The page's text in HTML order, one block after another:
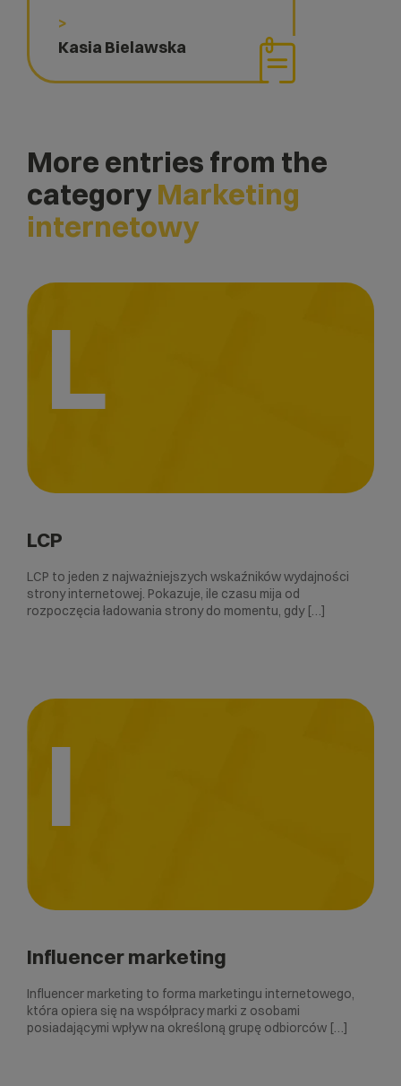
>
Kasia Bielawska
More entries from the
categoryMarketing
internetowy
L
LCP
LCP to jeden z najważniejszych wskaźników wydajności
strony internetowej. Pokazuje, ile czasu mija od
rozpoczęcia ładowania strony do momentu, gdy […]
I
Influencer marketing
Influencer marketing to forma marketingu internetowego,
która opiera się na współpracy marki z osobami
posiadającymi wpływ na określoną grupę odbiorców […]